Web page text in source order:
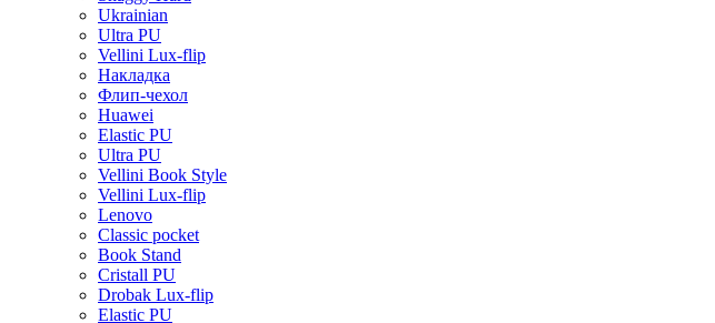
Ukrainian
Ultra PU
Vellini Lux-flip
Накладка
Флип-чехол
Huawei
Elastic PU
Ultra PU
Vellini Book Style
Vellini Lux-flip
Lenovo
Classic pocket
Book Stand
Cristall PU
Drobak Lux-flip
Elastic PU